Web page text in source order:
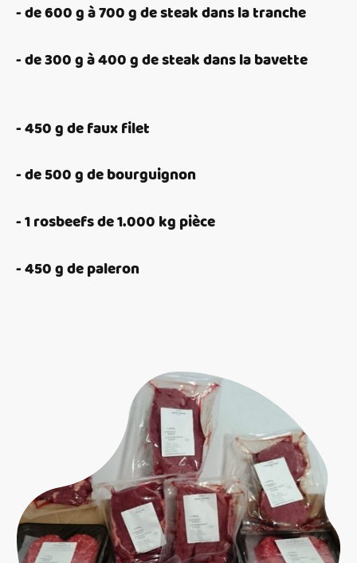
- de 600 g à 700 g de steak dans la tranche
- de 300 g à 400 g de steak dans la bavette
- 450 g de faux filet
- de 500 g de bourguignon
- 1 rosbeefs de 1.000 kg pièce
- 450 g de paleron